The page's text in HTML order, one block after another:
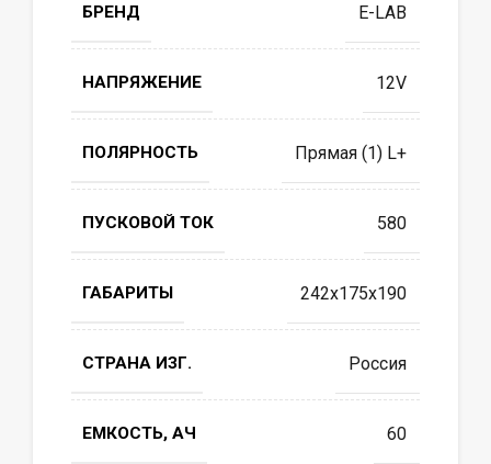
БРЕНД E-LAB
НАПРЯЖЕНИЕ 12V
ПОЛЯРНОСТЬ Прямая (1) L+
ПУСКОВОЙ ТОК 580
ГАБАРИТЫ 242x175x190
СТРАНА ИЗГ. Россия
ЕМКОСТЬ, АЧ 60